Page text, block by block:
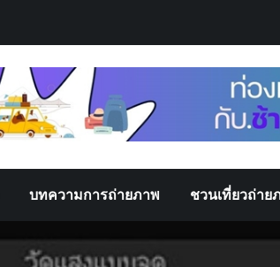
บทความการถ่ายภาพ ชวนเที่ยวถ่าย